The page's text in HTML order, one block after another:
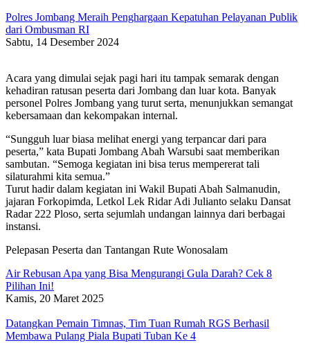
Polres Jombang Meraih Penghargaan Kepatuhan Pelayanan Publik
dari Ombusman RI
Sabtu, 14 Desember 2024
Acara yang dimulai sejak pagi hari itu tampak semarak dengan
kehadiran ratusan peserta dari Jombang dan luar kota. Banyak
personel Polres Jombang yang turut serta, menunjukkan semangat
kebersamaan dan kekompakan internal.
“Sungguh luar biasa melihat energi yang terpancar dari para
peserta,” kata Bupati Jombang Abah Warsubi saat memberikan
sambutan. “Semoga kegiatan ini bisa terus mempererat tali
silaturahmi kita semua.”
Turut hadir dalam kegiatan ini Wakil Bupati Abah Salmanudin,
jajaran Forkopimda, Letkol Lek Ridar Adi Julianto selaku Dansat
Radar 222 Ploso, serta sejumlah undangan lainnya dari berbagai
instansi.
Pelepasan Peserta dan Tantangan Rute Wonosalam
Air Rebusan Apa yang Bisa Mengurangi Gula Darah? Cek 8
Pilihan Ini!
Kamis, 20 Maret 2025
Datangkan Pemain Timnas, Tim Tuan Rumah RGS Berhasil
Membawa Pulang Piala Bupati Tuban Ke 4